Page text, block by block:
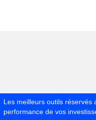
Les meilleurs outils réservés
performance de vos